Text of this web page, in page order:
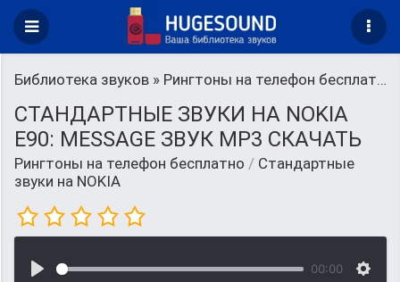
Библиотека звуков » Рингтоны на телефон бесплатно
СТАНДАРТНЫЕ ЗВУКИ НА NOKIA
E90: MESSAGE ЗВУК MP3 СКАЧАТЬ
Рингтоны на телефон бесплатно / Стандартные
звуки на NOKIA
00:00